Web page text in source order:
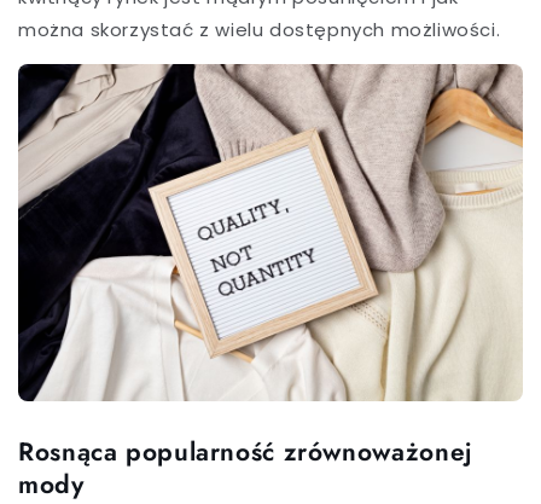
można skorzystać z wielu dostępnych możliwości.
Rosnąca popularność zrównoważonej
mody